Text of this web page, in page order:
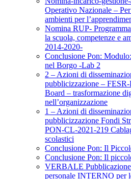
Operativo Nazionale –
ambienti per
Nomina RUP-
la scuola, competenze e
2014-2020-
Conclusione Pon:
nel Borgo -Lab 2
2 – Azioni di
pubblicizzazione –
Board – trasformazione
nell’organizzazione
1 – Azioni di
pubblicizzazione Fondi
PON-CL-2021-219
scolastici
Conclusione Pon: Il
Conclusione Pon: Il
VERBALE
personale INTERNO per